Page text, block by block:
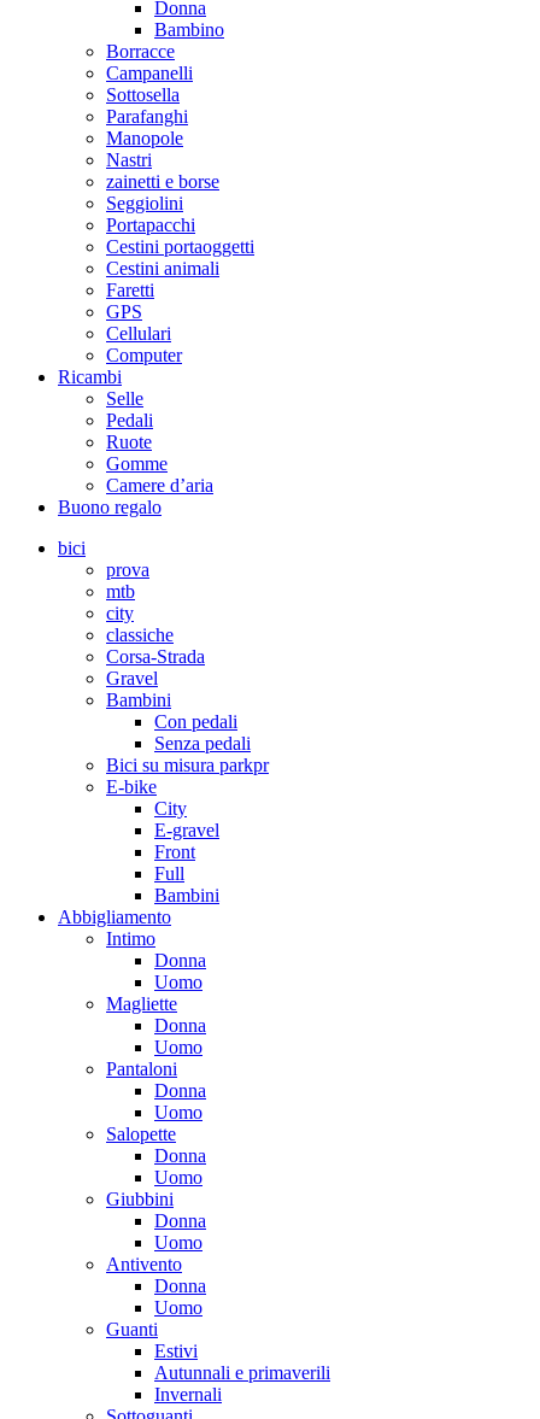
Donna
Bambino
Borracce
Campanelli
Sottosella
Parafanghi
Manopole
Nastri
zainetti e borse
Seggiolini
Portapacchi
Cestini portaoggetti
Cestini animali
Faretti
GPS
Cellulari
Computer
Ricambi
Selle
Pedali
Ruote
Gomme
Camere d’aria
Buono regalo
bici
prova
mtb
city
classiche
Corsa-Strada
Gravel
Bambini
Con pedali
Senza pedali
Bici su misura parkpr
E-bike
City
E-gravel
Front
Full
Bambini
Abbigliamento
Intimo
Donna
Uomo
Magliette
Donna
Uomo
Pantaloni
Donna
Uomo
Salopette
Donna
Uomo
Giubbini
Donna
Uomo
Antivento
Donna
Uomo
Guanti
Estivi
Autunnali e primaverili
Invernali